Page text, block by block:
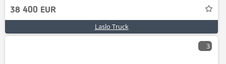
38 400 EUR
Laslo Truck
3